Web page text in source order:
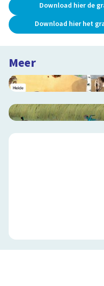
Download hier de
Download hier het
Meer